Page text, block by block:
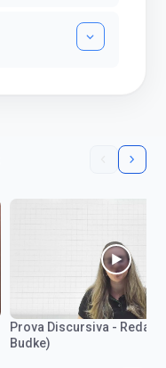
Prova Discursiva -
Budke)